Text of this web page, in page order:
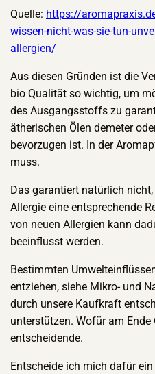
Quelle: https://
wissen-nicht-was-sie-tun-
allergien/
Aus diesen Gründen ist die
bio Qualität so wichtig, um
des Ausgangsstoffs zu
ätherischen Ölen demeter
bevorzugen ist. In der
muss.
Das garantiert natürlich
Allergie eine entsprechende
von neuen Allergien kann
beeinflusst werden.
Bestimmten
entziehen, siehe Mikro- und
durch unsere Kaufkraft
unterstützen. Wofür am
entscheidende.
Entscheide ich mich dafür